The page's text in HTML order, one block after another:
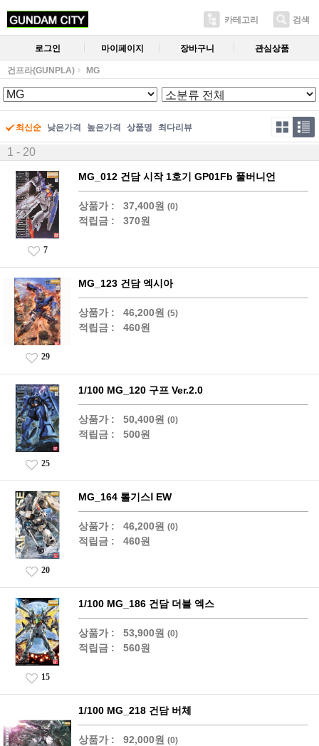
카테고리 검색
로그인 마이페이지 장바구니 관심상품
건프라(GUNPLA) MG
최신순 낮은가격 높은가격 상품명 최다리뷰
1 - 20
MG_012 건담 시작 1호기 GP01Fb 풀버니언
상품가 : 37,400원 (0)
적립금 : 370원
7
MG_123 건담 엑시아
상품가 : 46,200원 (5)
적립금 : 460원
29
1/100 MG_120 구프 Ver.2.0
상품가 : 50,400원 (0)
적립금 : 500원
25
MG_164 톨기스Ⅰ EW
상품가 : 46,200원 (0)
적립금 : 460원
20
1/100 MG_186 건담 더블 엑스
상품가 : 53,900원 (0)
적립금 : 560원
15
1/100 MG_218 건담 버체
상품가 : 92,000원 (0)